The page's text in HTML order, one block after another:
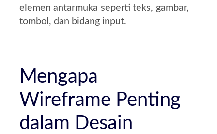
elemen antarmuka seperti teks, gambar,
tombol, dan bidang input.
Mengapa
Wireframe Penting
dalam Desain